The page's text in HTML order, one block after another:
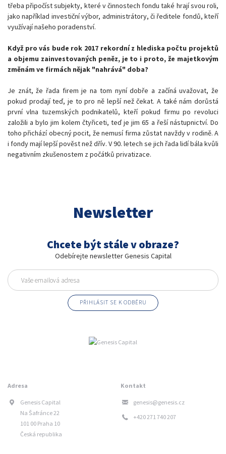
třeba připočíst subjekty, které v činnostech fondu také hrají svou roli,
jako například investiční výbor, administrátory, či ředitele fondů, kteří
využívají našeho poradenství.
Když pro vás bude rok 2017 rekordní z hlediska počtu projektů
a objemu zainvestovaných peněz, je to i proto, že majetkovým
změnám ve firmách nějak "nahrává" doba?
Je znát, že řada firem je na tom nyní dobře a začíná uvažovat, že
pokud prodají teď, je to pro ně lepší než čekat. A také nám dorůstá
první vlna tuzemských podnikatelů, kteří pokud firmu po revoluci
založili a bylo jim kolem čtyřiceti, teď je jim 65 a řeší nástupnictví. Do
toho přichází obecný pocit, že nemusí firma zůstat navždy v rodině. A
i fondy mají lepší pověst než dřív. V 90. letech se jich řada lidí bála kvůli
negativním zkušenostem z počátků privatizace.
Newsletter
Chcete být stále v obraze?
Odebírejte newsletter Genesis Capital
Adresa
Genesis Capital
Na Šafránce 22
101 00 Praha 10
Česká republika
Kontakt
genesis@genesis.cz
+420 271 740 207